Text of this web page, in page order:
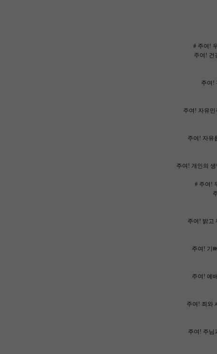
# 주여!
주여! 건
주여!
주여! 자유민
주여! 자유
주여! 개인의 생
# 주여!
주여! 밝고
주여! 기뻐
주여! 예배
주여! 죄와
주여! 주님